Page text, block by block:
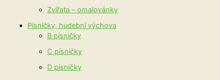
Zvířata – omalovánky
Písničky, hudební výchova
B písničky
C písničky
D písničky